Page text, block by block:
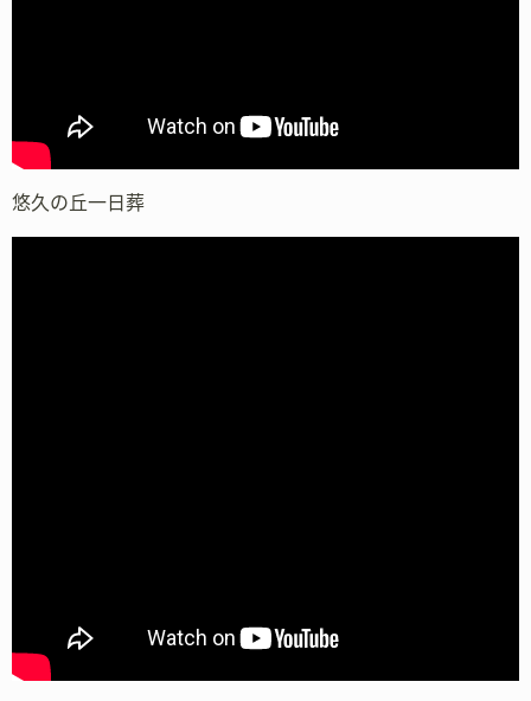
悠久の丘一日葬